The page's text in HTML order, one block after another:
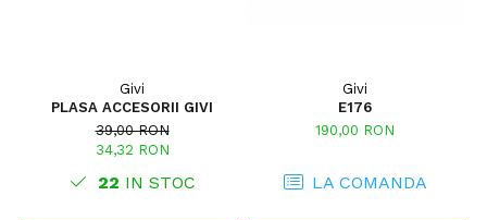
Givi
PLASA ACCESORII GIVI
39,00 RON
34,32 RON
22 IN STOC
Givi
E176
190,00 RON
LA COMANDA